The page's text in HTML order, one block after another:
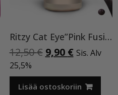
Ritzy Cat Eye”Pink Fusion”195,geelilakka
12,50€ Alkuperäinen
oli:
12,50 €.
9,90 €Nykyinen
on:
9,90 €.
Sis. Alv
25,5%
Lisää ostoskoriin